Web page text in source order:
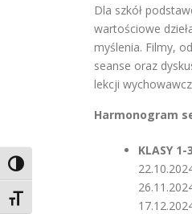
Toggle High Contrast
Toggle Font size
Dla szkół
wartościowe
myślenia. Filmy,
seanse oraz
lekcji
Harmonogram
KLASY 1-3